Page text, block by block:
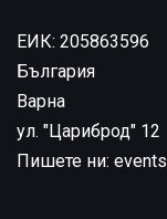
ЕИК: 205863596
България
Варна
ул. "Цариброд" 12
Пишете ни: